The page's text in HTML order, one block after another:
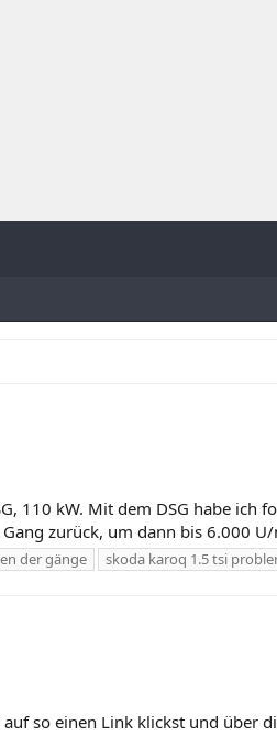
110 kW. Mit dem DSG habe
zurück, um dann bis 6.000
der gänge skoda karoq 1.5 tsi
so einen Link klickst und über